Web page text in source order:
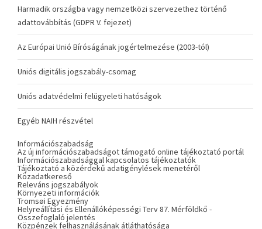
Harmadik országba vagy nemzetközi szervezethez történő
adattovábbítás (GDPR V. fejezet)
Az Európai Unió Bíróságának jogértelmezése (2003-tól)
Uniós digitális jogszabály-csomag
Uniós adatvédelmi felügyeleti hatóságok
Egyéb NAIH részvétel
Információszabadság
Az új információszabadságot támogató online tájékoztató portál
Információszabadsággal kapcsolatos tájékoztatók
Tájékoztató a közérdekű adatigénylések menetéről
Közadatkereső
Releváns jogszabályok
Környezeti információk
Tromsøi Egyezmény
Helyreállítási és Ellenállóképességi Terv 87. Mérföldkő -
Összefoglaló jelentés
Közpénzek felhasználásának átláthatósága